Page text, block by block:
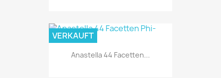
Anastella 44 Facetten...
VERKAUFT